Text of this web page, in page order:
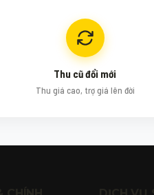
Thu cũ đổi mới
Thu giá cao, trợ giá lên đời